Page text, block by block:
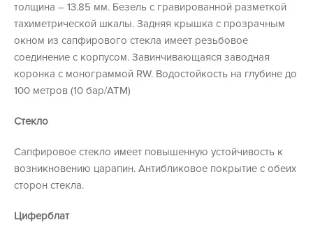
толщина – 13.85 мм. Безель с гравированной разметкой
тахиметрической шкалы. Задняя крышка с прозрачным
окном из сапфирового стекла имеет резьбовое
соединение с корпусом. Завинчивающаяся заводная
коронка с монограммой RW. Водостойкость на глубине до
100 метров (10 бар/АТМ)
Стекло
Сапфировое стекло имеет повышенную устойчивость к
возникновению царапин. Антибликовое покрытие с обеих
сторон стекла.
Циферблат